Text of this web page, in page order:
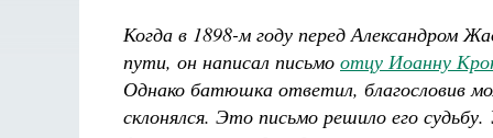
Когда в 1898-м году перед Александром
пути, он написал письмо отцу Иоанну
Однако батюшка ответил, благословив
склонялся. Это письмо решило его